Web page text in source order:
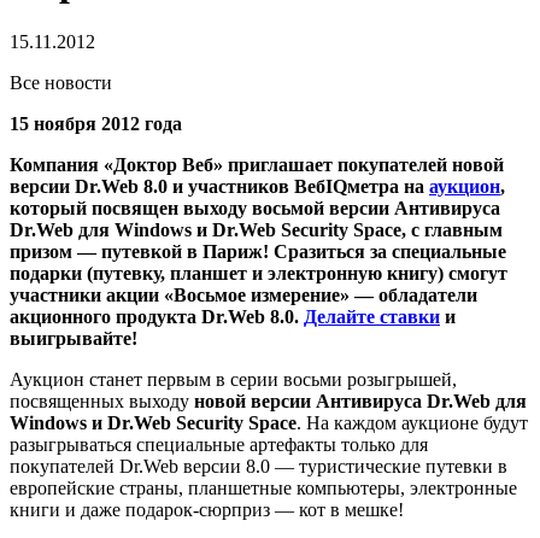
15.11.2012
Все новости
15 ноября 2012 года
Компания «Доктор Веб» приглашает покупателей новой
версии Dr.Web 8.0 и участников ВебIQметра на аукцион,
который посвящен выходу восьмой версии Антивируса
Dr.Web для Windows и Dr.Web Security Space, с главным
призом — путевкой в Париж! Сразиться за специальные
подарки (путевку, планшет и электронную книгу) смогут
участники акции «Восьмое измерение» — обладатели
акционного продукта Dr.Web 8.0. Делайте ставки и
выигрывайте!
Аукцион станет первым в серии восьми розыгрышей,
посвященных выходу новой версии Антивируса Dr.Web для
Windows и Dr.Web Security Space. На каждом аукционе будут
разыгрываться специальные артефакты только для
покупателей Dr.Web версии 8.0 — туристические путевки в
европейские страны, планшетные компьютеры, электронные
книги и даже подарок-сюрприз — кот в мешке!